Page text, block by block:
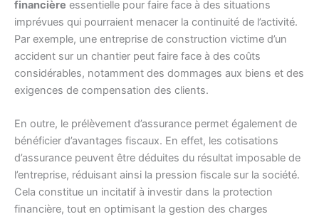
financière essentielle pour faire face à des situations
imprévues qui pourraient menacer la continuité de l’activité.
Par exemple, une entreprise de construction victime d’un
accident sur un chantier peut faire face à des coûts
considérables, notamment des dommages aux biens et des
exigences de compensation des clients.
En outre, le prélèvement d’assurance permet également de
bénéficier d’avantages fiscaux. En effet, les cotisations
d’assurance peuvent être déduites du résultat imposable de
l’entreprise, réduisant ainsi la pression fiscale sur la société.
Cela constitue un incitatif à investir dans la protection
financière, tout en optimisant la gestion des charges